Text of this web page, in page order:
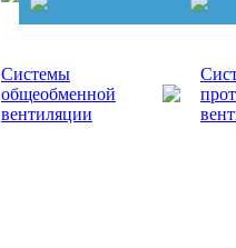
Системы
общеобменной
вентиляции